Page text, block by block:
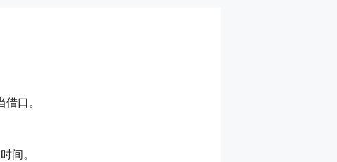
口。
间。